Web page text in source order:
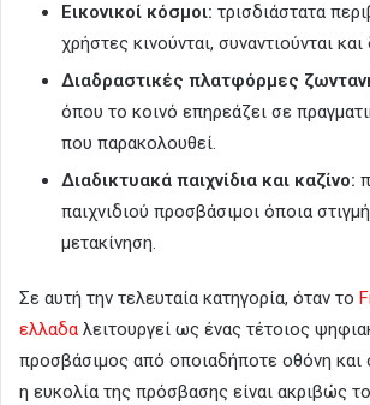
Εικονικοί κόσμοι: τρισδιάστατα
χρήστες κινούνται, συναντιούνται
Διαδραστικές πλατφόρμες
όπου το κοινό επηρεάζει σε
που παρακολουθεί.
Διαδικτυακά παιχνίδια και καζίνο:
παιχνιδιού προσβάσιμοι όποια
μετακίνηση.
Σε αυτή την τελευταία κατηγορία, όταν το
ελλαδα λειτουργεί ως ένας τέτοιος
προσβάσιμος από οποιαδήποτε οθόνη
η ευκολία της πρόσβασης είναι ακριβώς